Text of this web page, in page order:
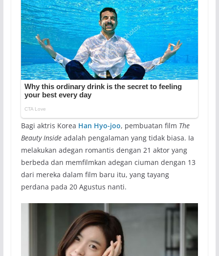
Bagi aktris Korea Han Hyo-joo, pembuatan film The
Beauty Insideadalah pengalaman yang tidak biasa. Ia
melakukan adegan romantis dengan 21 aktor yang
berbeda dan memfilmkan adegan ciuman dengan 13
dari mereka dalam film baru itu, yang tayang
perdana pada 20 Agustus nanti.